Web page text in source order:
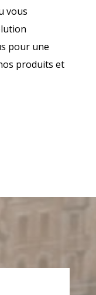
vous
pour une
produits et